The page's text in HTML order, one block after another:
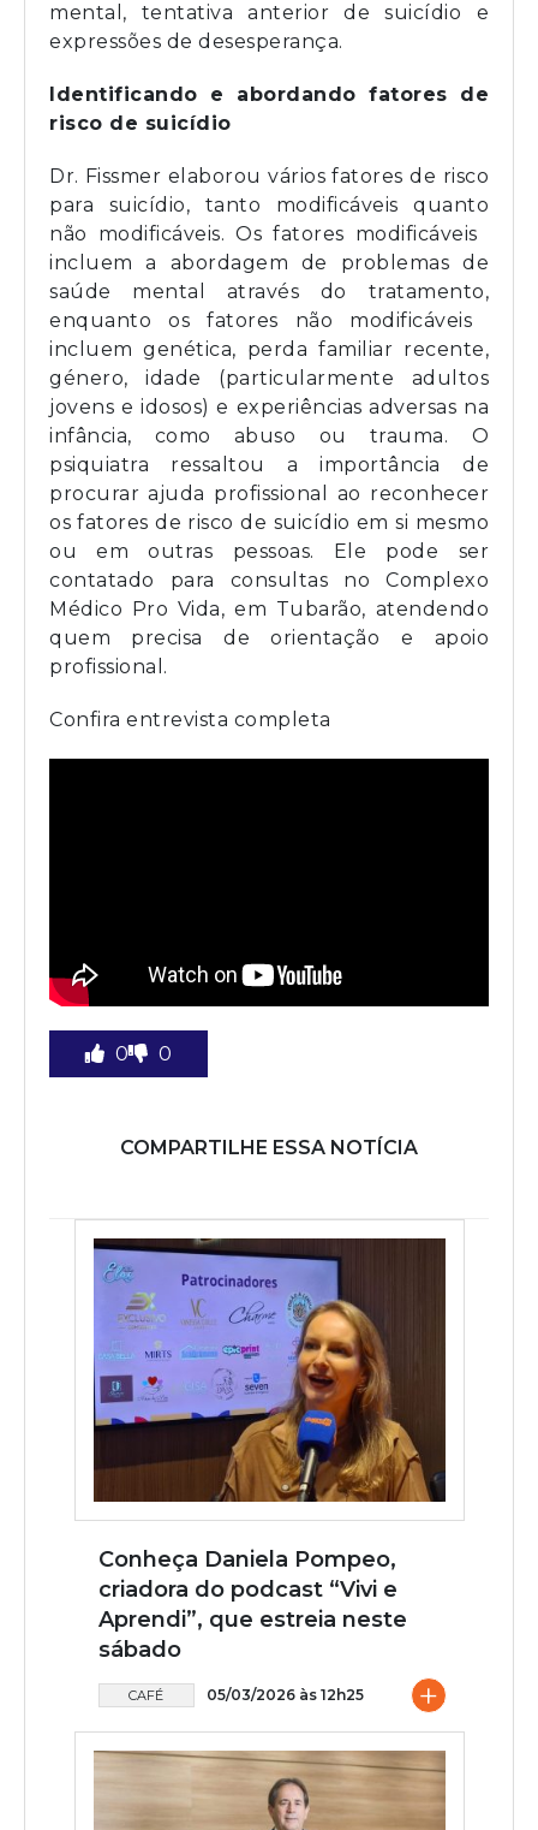
mental, tentativa anterior de suicídio e
expressões de desesperança.
Identificando e abordando fatores de
risco de suicídio
Dr. Fissmer elaborou vários fatores de risco
para suicídio, tanto modificáveis ​​quanto
não modificáveis. Os fatores modificáveis ​​
incluem a abordagem de problemas de
saúde mental através do tratamento,
enquanto os fatores não modificáveis ​​
incluem genética, perda familiar recente,
género, idade (particularmente adultos
jovens e idosos) e experiências adversas na
infância, como abuso ou trauma. O
psiquiatra ressaltou a importância de
procurar ajuda profissional ao reconhecer
os fatores de risco de suicídio em si mesmo
ou em outras pessoas. Ele pode ser
contatado para consultas no Complexo
Médico Pro Vida, em Tubarão, atendendo
quem precisa de orientação e apoio
profissional.
Confira entrevista completa
0 0
COMPARTILHE ESSA NOTÍCIA
Conheça Daniela Pompeo,
criadora do podcast “Vivi e
Aprendi”, que estreia neste
sábado
CAFÉ 05/03/2026 às 12h25 +